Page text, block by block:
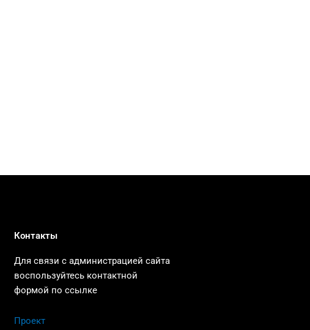
Контакты
Для связи с администрацией сайта
воспользуйтесь контактной
формой по ссылке
Проект